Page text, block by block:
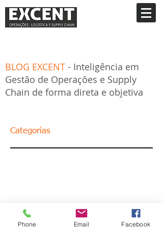
BLOG EXCENT - Inteligência em
Gestão de Operações e Supply
Chain de forma direta e objetiva
Categorias
Phone Email Facebook